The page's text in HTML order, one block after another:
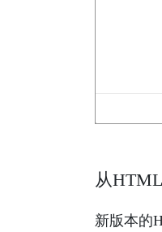
从
新版本的